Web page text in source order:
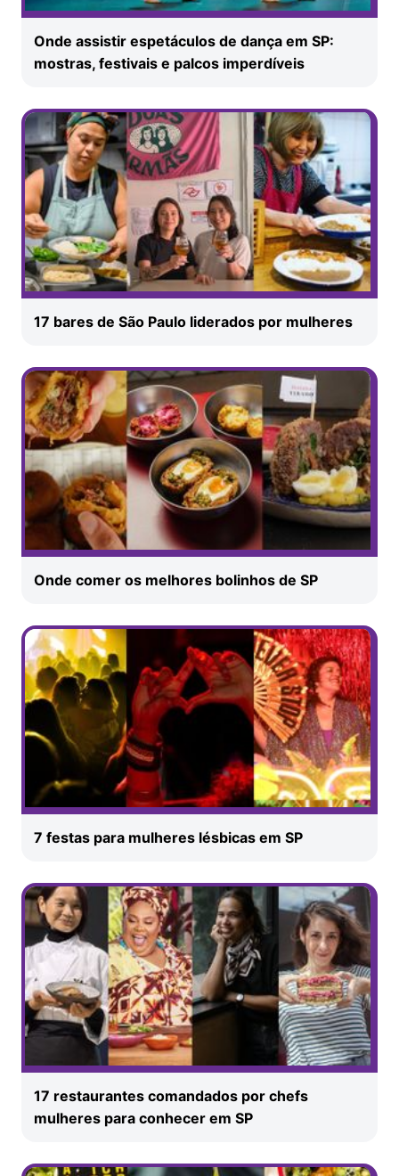
Onde assistir espetáculos de dança em SP:
mostras, festivais e palcos imperdíveis
17 bares de São Paulo liderados por mulheres
Onde comer os melhores bolinhos de SP
7 festas para mulheres lésbicas em SP
17 restaurantes comandados por chefs
mulheres para conhecer em SP